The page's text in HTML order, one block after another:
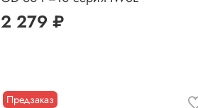
2 279 ₽
Предзаказ